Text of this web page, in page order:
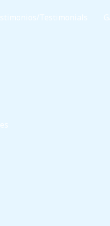
Testimonials